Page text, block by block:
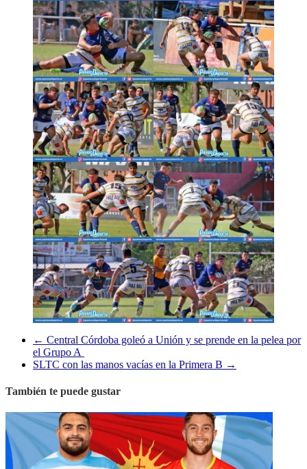
← Central Córdoba goleó a Unión y se prende en la pelea por
el Grupo A
SLTC con las manos vacías en la Primera B →
También te puede gustar